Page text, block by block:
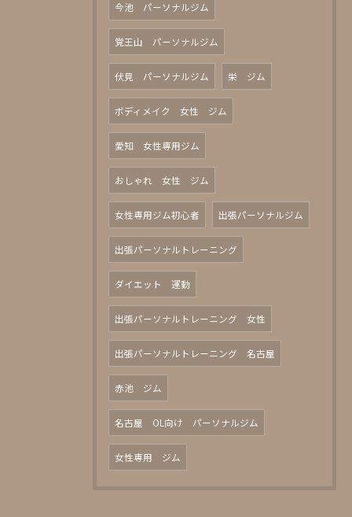
今池 パーソナルジム
覚王山 パーソナルジム
伏見 パーソナルジム 栄 ジム
ボディメイク 女性 ジム
愛知 女性専用ジム
おしゃれ 女性 ジム
女性専用ジム初心者 出張パーソナルジム
出張パーソナルトレーニング
ダイエット 運動
出張パーソナルトレーニング 女性
出張パーソナルトレーニング 名古屋
赤池 ジム
名古屋 OL向け パーソナルジム
女性専用 ジム